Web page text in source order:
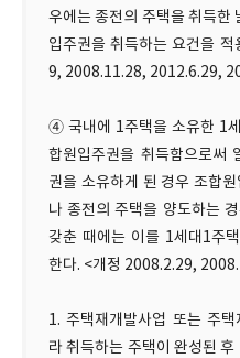
우에는 종전의 주택을 취득한
입주권을 취득하는 요건을
9, 2008.11.28, 2012.6.29,
④ 국내에 1주택을 소유한 1
합원입주권을 취득함으로써
권을 소유하게 된 경우 조합
나 종전의 주택을 양도하는
갖춘 때에는 이를 1세대1주
한다. <개정 2008.2.29,
1. 주택재개발사업 또는 주
라 취득하는 주택이 완성된